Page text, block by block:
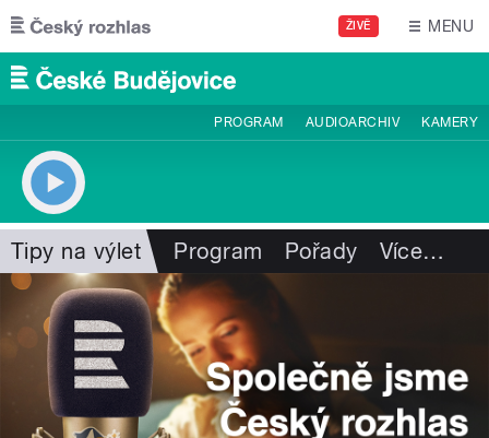
Přejít k hlavnímu obsahu
ŽIVĚ MENU
PROGRAM AUDIOARCHIV KAMERY
Tipy na výlet Program Pořady Více…